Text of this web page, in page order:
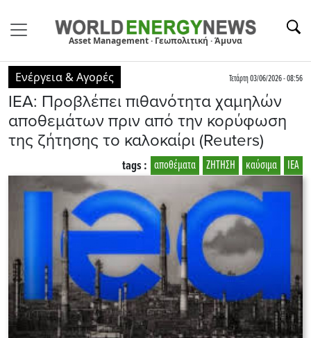
Asset Management · Γεωπολιτική · Άμυνα
Ενέργεια & Αγορές Τετάρτη 03/06/2026 - 08:56
ΙΕΑ: Προβλέπει πιθανότητα χαμηλών
αποθεμάτων πριν από την κορύφωση
της ζήτησης το καλοκαίρι (Reuters)
ΙΕΑ
καύσιμα
ΖΗΤΗΣΗ
αποθέματα
tags :